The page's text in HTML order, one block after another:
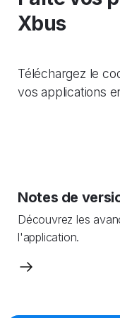
Xbus
Téléchargez le
vos applications
Notes de
Découvrez les
l'application.